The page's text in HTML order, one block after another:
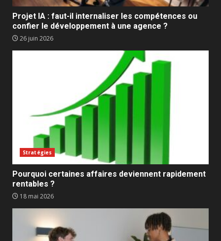
Projet IA : faut-il internaliser les compétences ou
confier le développement à une agence ?
26 juin 2026
Stratégies
Pourquoi certaines affaires deviennent rapidement
rentables ?
18 mai 2026